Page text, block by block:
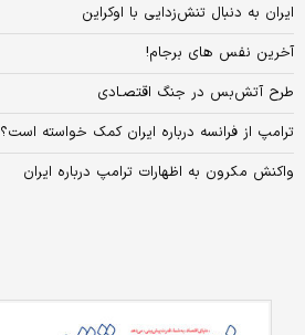
ایران به دنبال تنش‌زدایی با اوکراین
آخرین نفس‌ های برجام!
طرح آتش‌بس در جنگ اقتصـادی
ترامپ از فرانسه درباره ایران کمک خواسته است؟
واکنش مکرون به اظهارات ترامپ درباره ایران